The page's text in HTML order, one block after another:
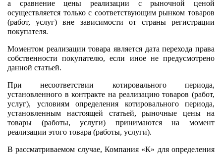
а сравнение цены реализации с рыночной ценой
осуществляется только с соответствующим рынком товаров
(работ, услуг) вне зависимости от страны регистрации
покупателя.
Моментом реализации товара является дата перехода права
собственности покупателю, если иное не предусмотрено
данной статьей.
При несоответствии котировального периода,
установленного в контракте на реализацию товаров (работ,
услуг), условиям определения котировального периода,
установленным настоящей статьей, рыночные цены на
товары (работы, услуги) принимаются на момент
реализации этого товара (работы, услуги).
В рассматриваемом случае, Компания «К» для определения